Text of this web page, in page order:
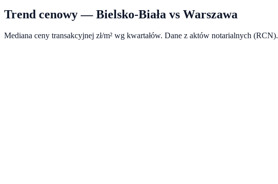
Trend cenowy —Bielsko-Biała vs Warszawa
Mediana ceny transakcyjnej zł/m² wg kwartałów. Dane z aktów notarialnych (RCN).